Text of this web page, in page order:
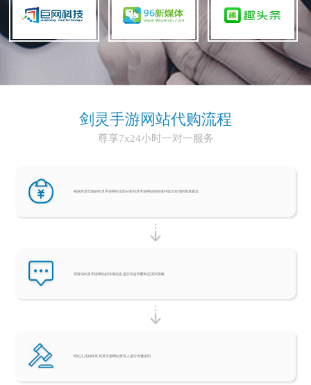
剑灵手游网站代购流程
尊享7x24小时一对一服务
根据所需代购的剑灵手游网站全面分析剑灵手游网站的价值并提出合理的预算建议
调查域剑灵手游网站的详细信息 进行综合判断制定谈判策略
经纪人开始联系 剑灵手游网站持有人进行沟通谈判